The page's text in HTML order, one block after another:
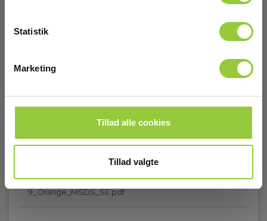
Statistik
Marketing
Tillad alle cookies
Tillad valgte
9
9_Orange_MSDS_DK.pdf
MSDS Datablad
MSDS Datablad
9_Orange_MSDS_NO.pdf
Elma_Certificate_Bjørnax_COLOUR_SMOKE_AX-
9_Orange_MSDS_SE.pdf